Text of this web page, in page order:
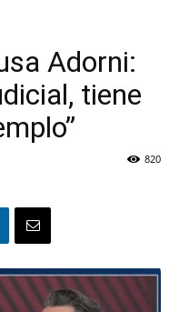
Adorni:
tiene
820